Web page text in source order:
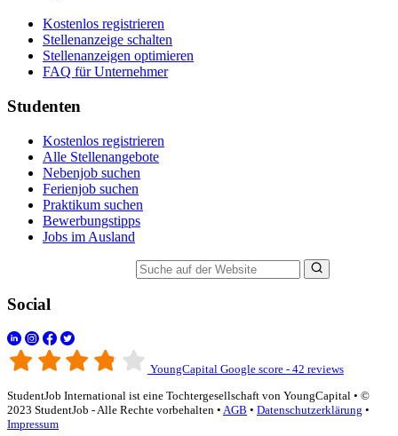
Kostenlos registrieren
Stellenanzeige schalten
Stellenanzeigen optimieren
FAQ für Unternehmer
Studenten
Kostenlos registrieren
Alle Stellenangebote
Nebenjob suchen
Ferienjob suchen
Praktikum suchen
Bewerbungstipps
Jobs im Ausland
Social
YoungCapital Google score - 42 reviews
StudentJob International ist eine Tochtergesellschaft von YoungCapital • ©
2023 StudentJob - Alle Rechte vorbehalten • AGB • Datenschutzerklärung •
Impressum